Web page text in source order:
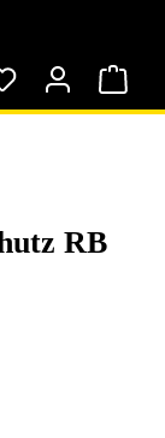
RB